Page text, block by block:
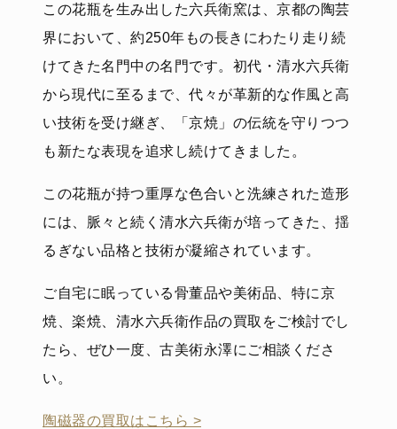
この花瓶を生み出した六兵衛窯は、京都の陶芸
界において、約250年もの長きにわたり走り続
けてきた名門中の名門です。初代・清水六兵衛
から現代に至るまで、代々が革新的な作風と高
い技術を受け継ぎ、「京焼」の伝統を守りつつ
も新たな表現を追求し続けてきました。
この花瓶が持つ重厚な色合いと洗練された造形
には、脈々と続く清水六兵衛が培ってきた、揺
るぎない品格と技術が凝縮されています。
ご自宅に眠っている骨董品や美術品、特に京
焼、楽焼、清水六兵衛作品の買取をご検討でし
たら、ぜひ一度、古美術永澤にご相談くださ
い。
陶磁器の買取はこちら >